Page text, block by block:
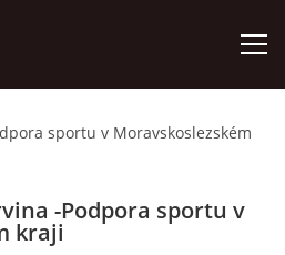
sportu v Moravskoslezském
-Podpora sportu v
kraji